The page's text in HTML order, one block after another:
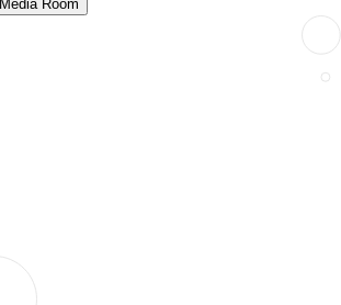
Media Room